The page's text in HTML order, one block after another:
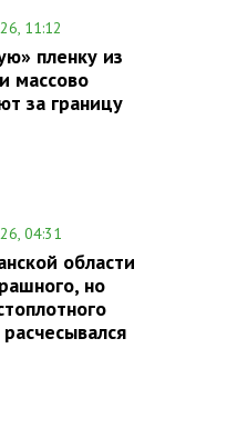
11:12
пленку из
массово
за границу
04:31
области
но